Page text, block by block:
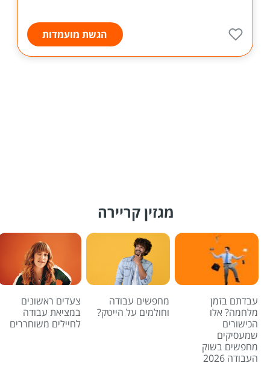
הגשת מועמדות
מגזין קריירה
עבדתם בזמן
מלחמה? אלו
הכישורים
שמעסיקים
מחפשים בשוק
העבודה 2026
מחפשים עבודה
וחולמים על הייטק?
צעדים ראשונים
במציאת עבודה
לחיילים משוחררים